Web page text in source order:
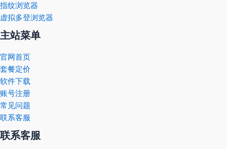
指纹浏览器
虚拟多登浏览器
主站菜单
官网首页
套餐定价
软件下载
账号注册
常见问题
联系客服
联系客服